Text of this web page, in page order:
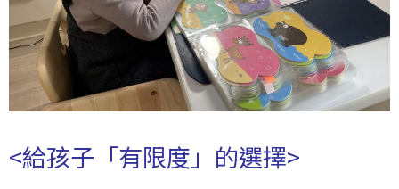
<給孩子「有限度」的選擇>